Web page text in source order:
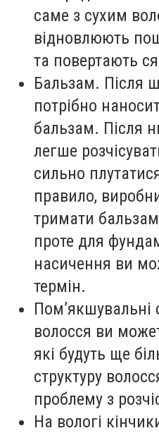
саме з сухим
відновлюють
та повертають
Бальзам. Після
потрібно
бальзам. Після
легше
сильно
правило,
тримати
проте для
насичення ви
термін.
Пом’якшувальні
волосся ви
які будуть ще
структуру
проблему з
На вологі